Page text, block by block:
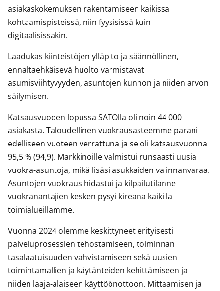
asiakaskokemuksen rakentamiseen kaikissa
kohtaamispisteissä, niin fyysisissä kuin
digitaalisissakin.
Laadukas kiinteistöjen ylläpito ja säännöllinen,
ennaltaehkäisevä huolto varmistavat
asumisviihtyvyyden, asuntojen kunnon ja niiden arvon
säilymisen.
Katsausvuoden lopussa SATOlla oli noin 44 000
asiakasta. Taloudellinen vuokrausasteemme parani
edelliseen vuoteen verrattuna ja se oli katsausvuonna
95,5 % (94,9). Markkinoille valmistui runsaasti uusia
vuokra-asuntoja, mikä lisäsi asukkaiden valinnanvaraa.
Asuntojen vuokraus hidastui ja kilpailutilanne
vuokranantajien kesken pysyi kireänä kaikilla
toimialueillamme.
Vuonna 2024 olemme keskittyneet erityisesti
palveluprosessien tehostamiseen, toiminnan
tasalaatuisuuden vahvistamiseen sekä uusien
toimintamallien ja käytänteiden kehittämiseen ja
niiden laaja-alaiseen käyttöönottoon. Mittaamisen ja